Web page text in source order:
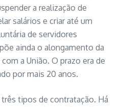
a realização de
salários e criar até um
de servidores
ainda o alongamento da
a União. O prazo era de
por mais 20 anos.
tipos de contratação. Há